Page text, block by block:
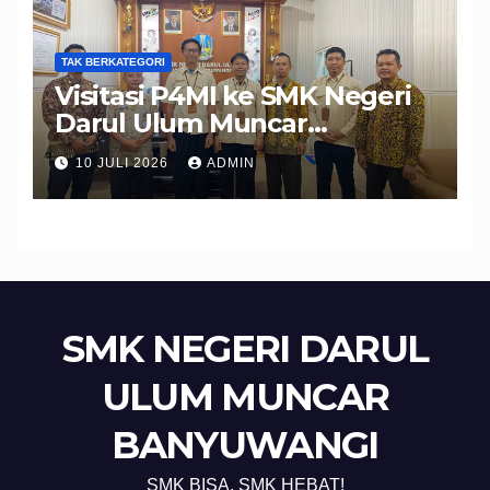
TAK BERKATEGORI
Visitasi P4MI ke SMK Negeri
Darul Ulum Muncar
Banyuwangi Perkuat Sinergi
Edukasi dan Perlindungan
Calon Pekerja Migran
10 JULI 2026 ADMIN
SMK NEGERI DARUL
ULUM MUNCAR
BANYUWANGI
SMK BISA, SMK HEBAT!